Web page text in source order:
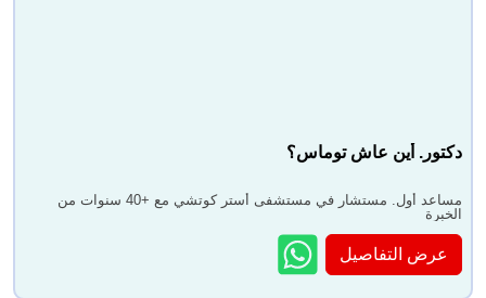
دكتور. أين عاش توماس؟
مساعد أول. مستشار في مستشفى أستر كوتشي مع +40 سنوات من
الخبرة
عرض التفاصيل